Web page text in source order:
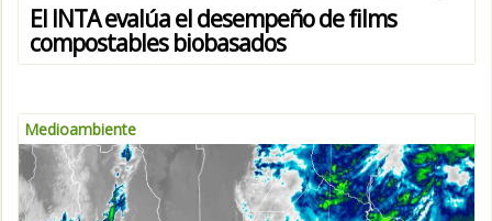
El INTA evalúa el desempeño de films
compostables biobasados
Medioambiente